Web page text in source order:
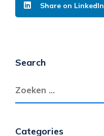
Share on LinkedIn
Search
Categories